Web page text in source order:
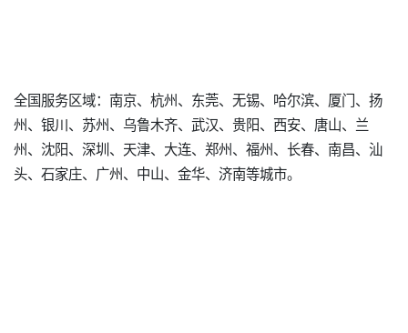
全国服务区域：南京、杭州、东莞、无锡、哈尔滨、厦门、扬
州、银川、苏州、乌鲁木齐、武汉、贵阳、西安、唐山、兰
州、沈阳、深圳、天津、大连、郑州、福州、长春、南昌、汕
头、石家庄、广州、中山、金华、济南等城市。